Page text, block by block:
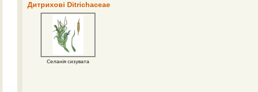
Дитрихові Ditrichaceae
Селанія сизувата